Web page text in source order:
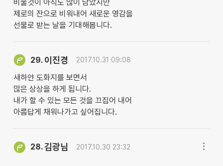
비울것이 아직도 많이 남았지만
제로의 잔으로 비워내어 새로운 영감을
선물로 받는 날을 기대해봅니다.
29. 이진경 2017.10.31 09:08
새하얀 도화지를 보면서
많은 상상을 하게 됩니다.
내가 할 수 있는 모든 것을 끄집어 내어
아름답게 채워나가고 싶어집니다.
28.김광님 2017.10.30 23:32